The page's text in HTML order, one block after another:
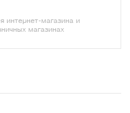
интернет-магазина и
магазинах